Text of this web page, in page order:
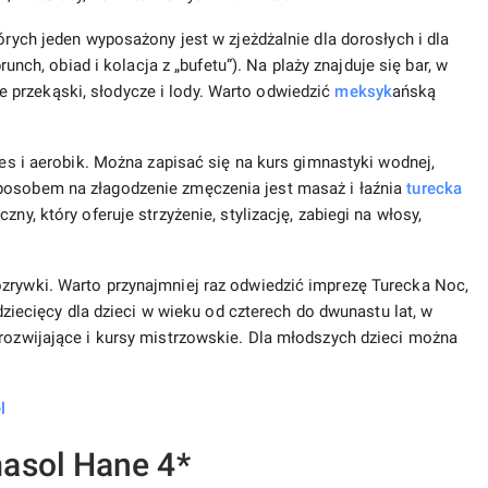
jeden wyposażony jest w zjeżdżalnie dla dorosłych i dla
obiad i kolacja z „bufetu”). Na plaży znajduje się bar, w
słodycze i lody. Warto odwiedzić meksykańską
i aerobik. Można zapisać się na kurs gimnastyki wodnej,
na złagodzenie zmęczenia jest masaż i łaźniaturecka
który oferuje strzyżenie, stylizację, zabiegi na włosy,
Warto przynajmniej raz odwiedzić imprezę Turecka Noc,
dla dzieci w wieku od czterech do dwunastu lat, w
i kursy mistrzowskie. Dla młodszych dzieci można
Hane 4*